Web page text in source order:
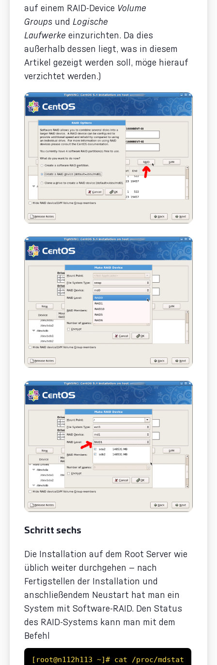
auf einem RAID-Device Volume
Groups und Logische
Laufwerke einzurichten. Da dies
außerhalb dessen liegt, was in diesem
Artikel gezeigt werden soll, möge hierauf
verzichtet werden.)
Schritt sechs
Die Installation auf dem Root Server wie
üblich weiter durchgehen — nach
Fertigstellen der Installation und
anschließendem Neustart hat man ein
System mit Software-RAID. Den Status
des RAID-Systems kann man mit dem
Befehl
[root@n112h113 ~]# cat /proc/mdstat